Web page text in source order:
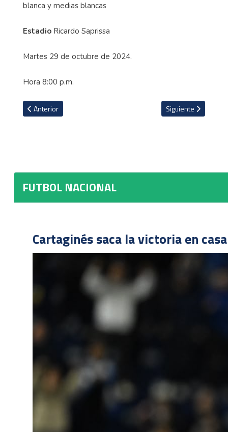
blanca y medias blancas
Estadio Ricardo Saprissa
Martes 29 de octubre de 2024.
Hora 8:00 p.m.
Artículo anterior: José Giacone feliz de conseguir su 'primera final'
Anterior Artículo siguiente:
Siguiente
FUTBOL NACIONAL
Cartaginés saca la victoria en